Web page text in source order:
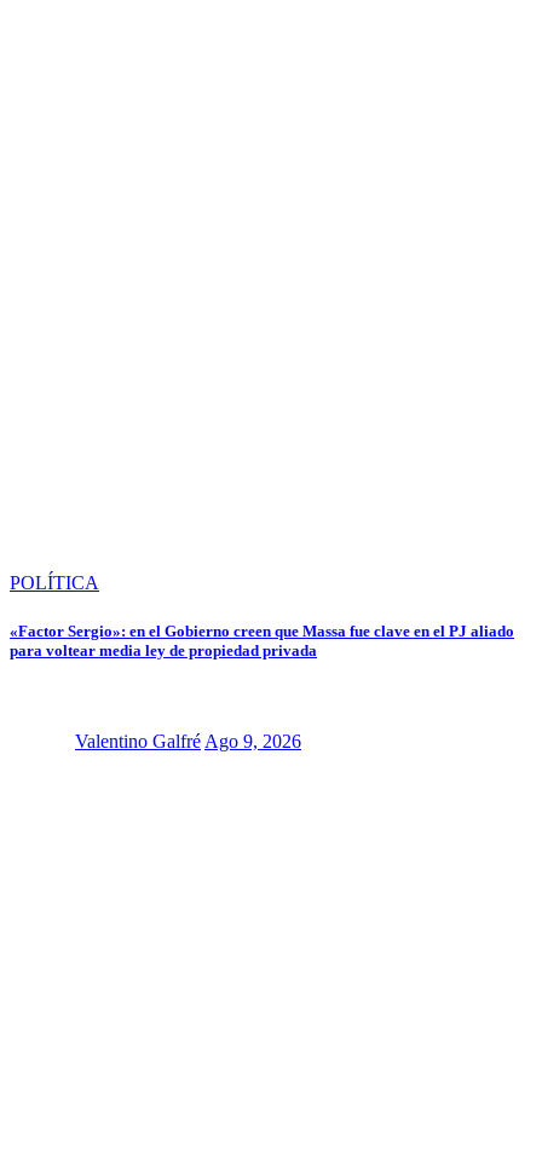
POLÍTICA
«Factor Sergio»: en el Gobierno creen que Massa fue clave en el PJ aliado
para voltear media ley de propiedad privada
Valentino Galfré Ago 9, 2026